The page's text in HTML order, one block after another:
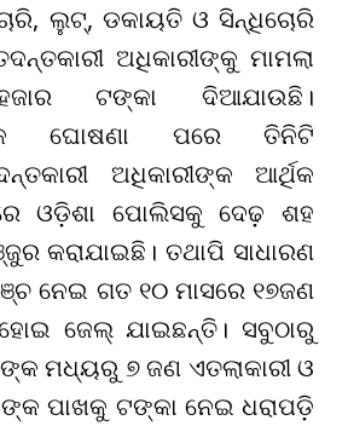
ଲୁଟ୍, ଡକାୟତି ଓ ସିନ୍ଧିଚୋରି
ଅଧିକାରୀଙ୍କୁ ମାମଲା
ଟଙ୍କା ଦିଆଯାଉଛି।
ଘୋଷଣା ପରେ ତିନିଟି
ଅଧିକାରୀଙ୍କ ଆର୍ଥିକ
ଓଡ଼ିଶା ପୋଲିସକୁ ଦେଢ଼ ଶହ
କରାଯାଇଛି। ତଥାପି ସାଧାରଣ
ନେଇ ଗତ ୧୦ ମାସରେ ୧୭ଜଣ
ଜେଲ୍ ଯାଇଛନ୍ତି। ସବୁଠାରୁ
ମଧ୍ୟରୁ ୭ ଜଣ ଏତଲାକାରୀ ଓ
ପାଖକୁ ଟଙ୍କା ନେଇ ଧରାପଡ଼ି